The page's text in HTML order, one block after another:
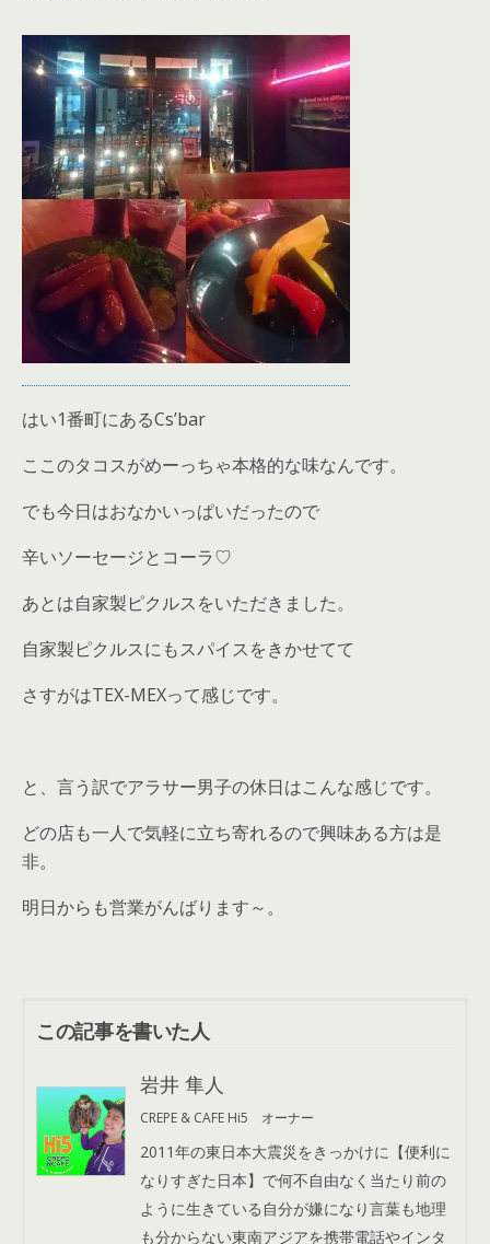
はい1番町にあるCs’bar
ここのタコスがめーっちゃ本格的な味なんです。
でも今日はおなかいっぱいだったので
辛いソーセージとコーラ♡
あとは自家製ピクルスをいただきました。
自家製ピクルスにもスパイスをきかせてて
さすがはTEX-MEXって感じです。
と、言う訳でアラサー男子の休日はこんな感じです。
どの店も一人で気軽に立ち寄れるので興味ある方は是
非。
明日からも営業がんばります～。
この記事を書いた人
岩井 隼人
CREPE & CAFE Hi5 オーナー
2011年の東日本大震災をきっかけに【便利に
なりすぎた日本】で何不自由なく当たり前の
ように生きている自分が嫌になり言葉も地理
も分からない東南アジアを携帯電話やインタ